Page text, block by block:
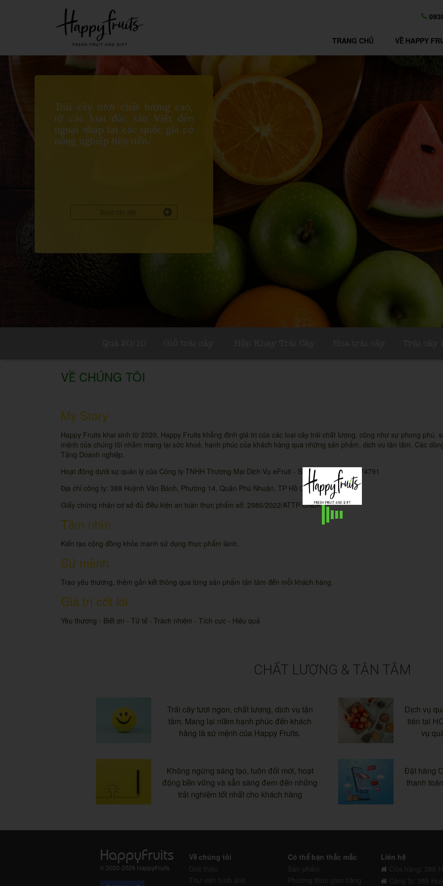
TRANG CHỦ VỀ HAPPY
Trái cây tươi chất lượng cao,
từ các loại đặc sản Việt đến
ngoại nhập tại các quốc gia có
nông nghiệp tiên tiến.
Xem chi tiết
VỀ CHÚNG TÔI
My Story
Happy Fruits khai sinh từ 2020, Happy Fruits khẳng định giá trị của các loại cây trái chất lượng, cũng như sự phong phú,
mệnh của chúng tôi nhằm mang lại sức khoẻ, hạnh phúc của khách hàng qua những sản phẩm, dịch vụ tận tâm. Các
Tặng Doanh nghiệp.
Hoạt động dưới sự quản lý của Công ty TNHH Thương Mại Dịch Vụ eFruit - Số GPĐKKD: 0312974791
Địa chỉ công ty: 388 Huỳnh Văn Bánh, Phường 14, Quận Phú Nhuận, TP Hồ Chí Minh.
Giấy chứng nhận cơ sở đủ điều kiện an toàn thực phẩm số: 2986/2022/ATTP-CNĐK
Tầm nhìn
Kiến tạo cộng đồng khỏe mạnh sử dụng thực phẩm lành.
Sứ mệnh
Trao yêu thương, thêm gắn kết thông qua từng sản phẩm tận tâm đến mỗi khách hàng.
Giá trị cốt lõi
Yêu thương - Biết ơn - Tử tế - Trách nhiệm - Tích cực - Hiệu quả
CHẤT LƯỢNG & TẬN TÂM
Trái cây tươi ngon, chất lượng, dịch vụ tận
tâm. Mang lại niềm hạnh phúc đến khách
hàng là sứ mệnh của Happy Fruits.
Dịch vụ
tiên tại
vụ
Không ngừng sáng tạo, luôn đổi mới, hoạt
động bền vững và sẵn sàng đem đến những
trải nghiệm tốt nhất cho khách hàng
Đặt hàng
thanh
HappyFruits
© 2020-2026 HappyFruits
Về chúng tôi
Có thể bạn thắc mắc
Liên hệ
:
: